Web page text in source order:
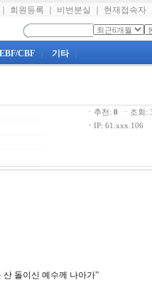
회원등록 비번분실 현재접속자
CBF 기타
ㆍ추천: 0 ㆍ조회
ㆍ IP: 61.xxx.106
돌이신 예수께 나아가”